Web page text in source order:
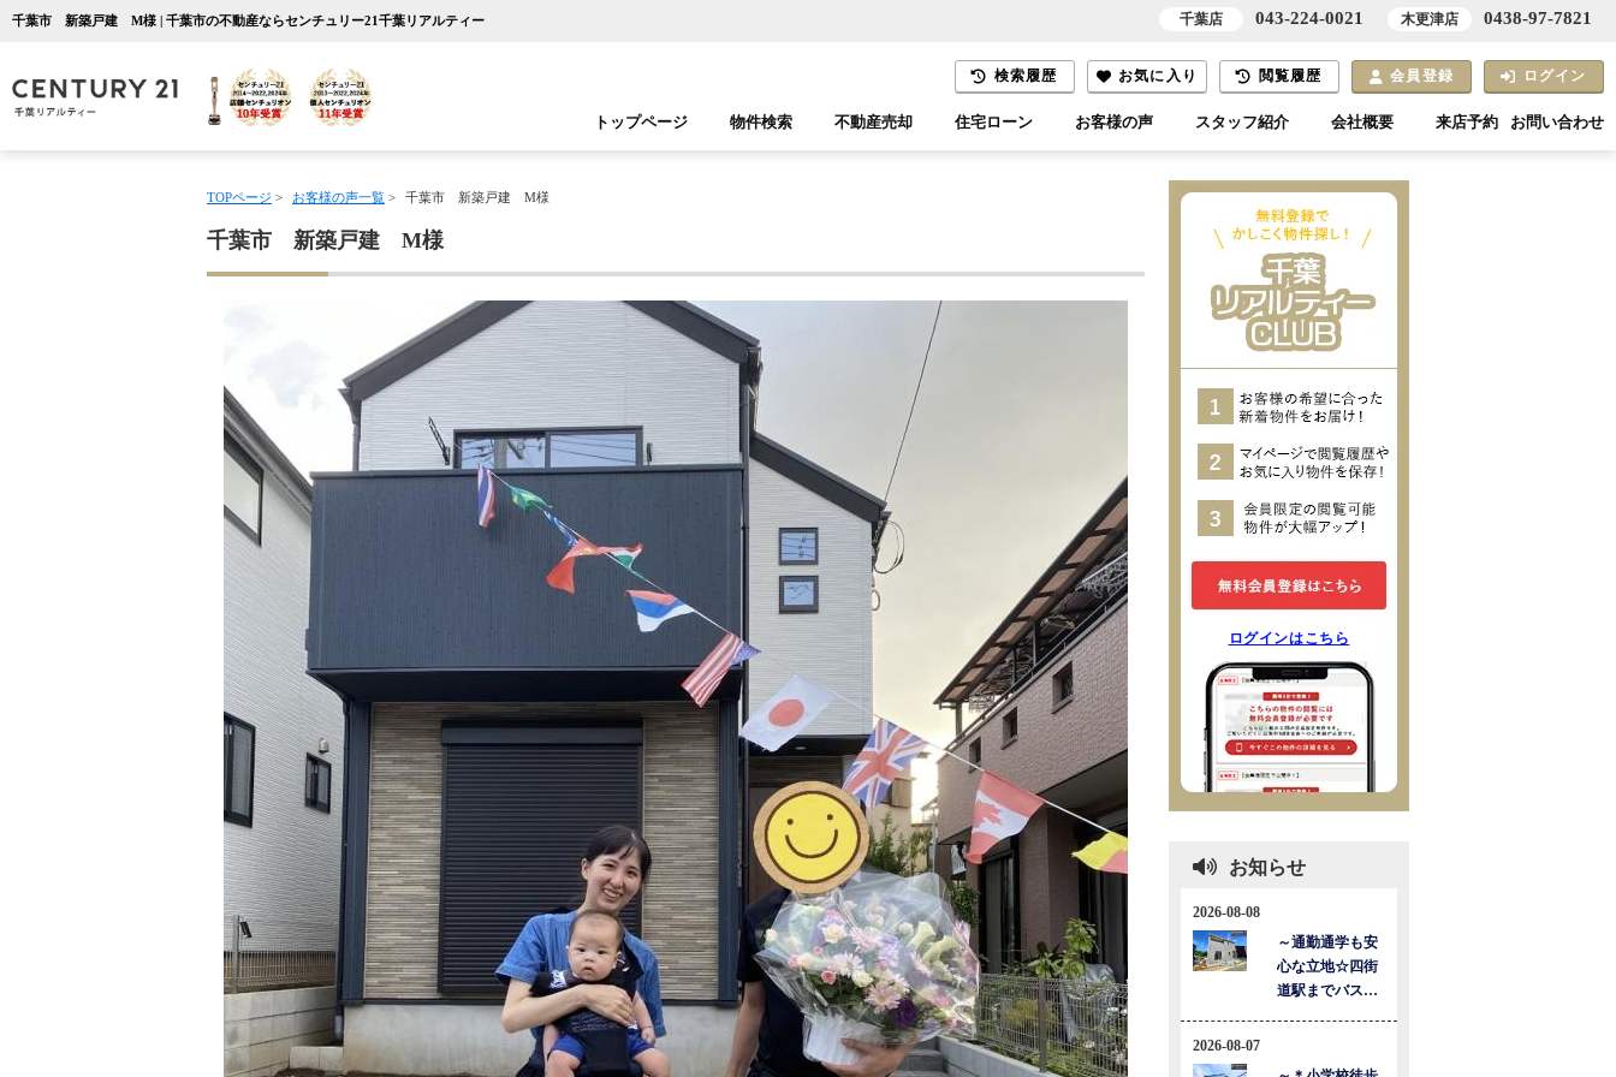
千葉市 新築戸建 M様 | 千葉市の不動産ならセンチュリー21千葉リアルティー
検索履歴 お気に入り 閲覧履歴 会員登録 ログイン
トップページ 物件検索
千葉エリア
不動産売却 住宅ローン お客様の声 スタッフ紹介 会社概要 来店予約 お問い合わせ
TOPページ > お客様の声一覧 > 千葉市 新築戸建 M様
千葉市 新築戸建 M様
ログインはこちら
お知らせ
千葉店 043-224-0021 木更津店 0438-97-7821